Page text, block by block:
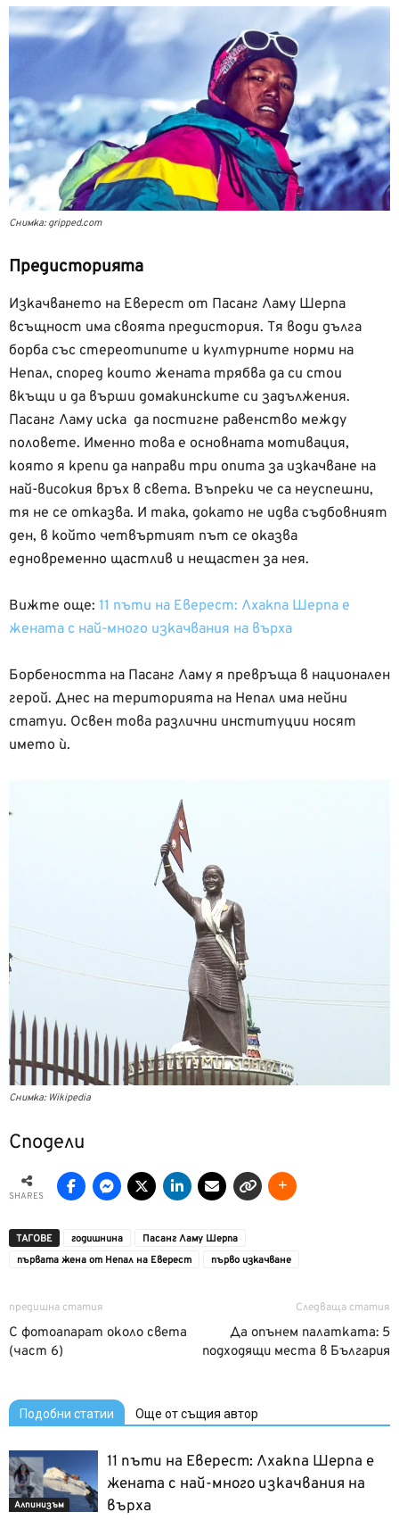
Снимка: gripped.com
Предисторията
Изкачването на Еверест от Пасанг Ламу Шерпа
всъщност има своята предистория. Тя води дълга
борба със стереотипите и културните норми на
Непал, според които жената трябва да си стои
вкъщи и да върши домакинските си задължения.
Пасанг Ламу иска да постигне равенство между
половете. Именно това е основната мотивация,
която я крепи да направи три опита за изкачване на
най-високия връх в света. Въпреки че са неуспешни,
тя не се отказва. И така, докато не идва съдбовният
ден, в който четвъртият път се оказва
едновременно щастлив и нещастен за нея.
Вижте още: 11 пъти на Еверест: Лхакпа Шерпа е
жената с най-много изкачвания на върха
Борбеността на Пасанг Ламу я превръща в национален
герой. Днес на територията на Непал има нейни
статуи. Освен това различни институции носят
името ѝ.
Снимка: Wikipedia
Сподели
SHARES
ТАГОВЕ годишнина
Пасанг Ламу Шерпа
първата жена от Непал на Еверест
първо изкачване
предишна статия
С фотоапарат около света
(част 6)
Следваща статия
Да опънем палатката: 5
подходящи места в България
Подобни статии Още от същия автор
Алпинизъм
11 пъти на Еверест: Лхакпа Шерпа е
жената с най-много изкачвания на
върха